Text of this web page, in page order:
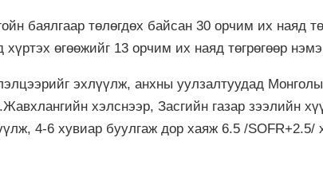
баялгаар төлөгдөх байсан 30 орчим их наяд
өгөөжийг 13 орчим их наяд төгрөгөөр
эхлүүлж, анхны уулзалтуудад
хэлснээр, Засгийн газар зээлийн
4-6 хувиар буулгаж дор хаяж 6.5 /SOFR+2.5/